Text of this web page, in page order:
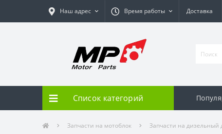
Наш адрес Время работы Доставка
Список категорий
Запчасти на мотоблок Запчасти на дизельный